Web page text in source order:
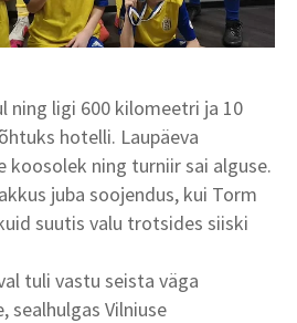
ning ligi 600 kilomeetri ja 10
hotelli. Laupäeva
koosolek ning turniir sai alguse.
juba soojendus, kui Torm
suutis valu trotsides siiski
tuli vastu seista väga
sealhulgas Vilniuse